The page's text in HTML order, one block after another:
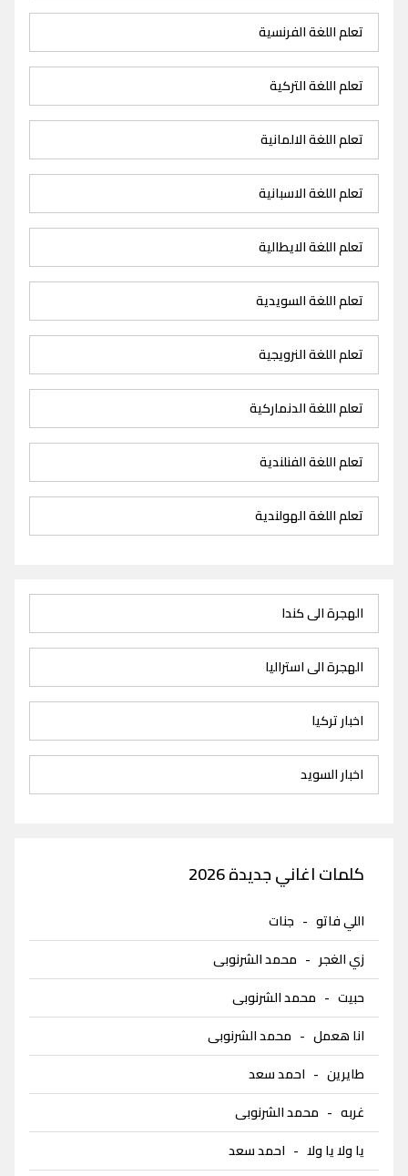
تعلم اللغة الفرنسية
تعلم اللغة التركية
تعلم اللغة الالمانية
تعلم اللغة الاسبانية
تعلم اللغة الايطالية
تعلم اللغة السويدية
تعلم اللغة النرويجية
تعلم اللغة الدنماركية
تعلم اللغة الفنلندية
تعلم اللغة الهولندية
الهجرة الى كندا
الهجرة الى استراليا
اخبار تركيا
اخبار السويد
كلمات اغاني جديدة 2026
اللي فاتو - جنات
زي الغجر - محمد الشرنوبى
حبيت - محمد الشرنوبى
انا هعمل - محمد الشرنوبى
طايرين - احمد سعد
غربه - محمد الشرنوبى
يا ولا يا ولا - احمد سعد